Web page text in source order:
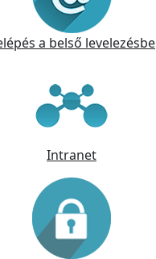
a belső levelezésbe
Intranet